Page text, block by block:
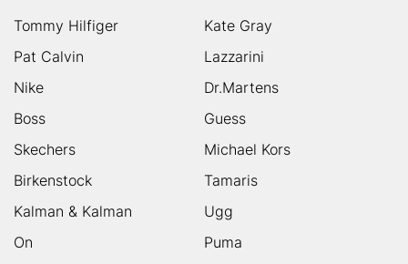
Tommy Hilfiger
Kate Gray
Pat Calvin
Lazzarini
Nike
Dr.Martens
Boss
Guess
Skechers
Michael Kors
Birkenstock
Tamaris
Kalman & Kalman
Ugg
On
Puma